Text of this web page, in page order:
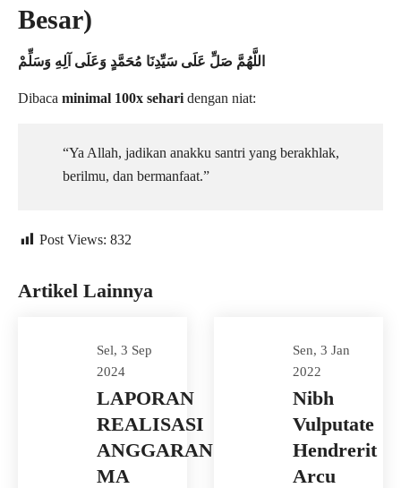
Besar)
اللَّهُمَّ صَلِّ عَلَى سَيِّدِنَا مُحَمَّدٍ وَعَلَى آلِهِ وَسَلِّمْ
Dibaca minimal 100x sehari dengan niat:
“Ya Allah, jadikan anakku santri yang berakhlak,
berilmu, dan bermanfaat.”
Post Views: 832
Artikel Lainnya
Sel, 3 Sep
2024
LAPORAN
REALISASI
ANGGARAN
MA
Sen, 3 Jan
2022
Nibh
Vulputate
Hendrerit
Arcu